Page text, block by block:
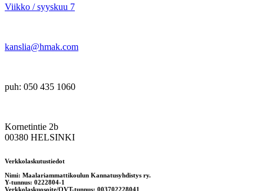
Viikko / syyskuu 7
kanslia@hmak.com
puh: 050 435 1060
Kornetintie 2b
00380 HELSINKI
Verkkolaskutustiedot
Nimi: Maalariammattikoulun Kannatusyhdistys ry.
Y-tunnus: 0222804-1
Verkkolaskuosoite/OVT-tunnus: 003702228041